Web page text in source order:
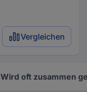
Vergleichen
Wird oft zusammen